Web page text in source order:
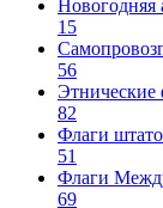
Новогодняя
15
56
Этнические
82
Флаги
51
Флаги
69